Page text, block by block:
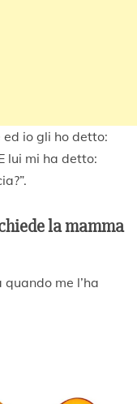
io gli ho detto:
lui mi ha detto:
la mamma
me l’ha